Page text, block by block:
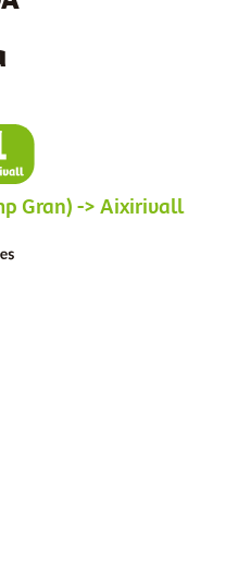
Gran) -> Aixirivall